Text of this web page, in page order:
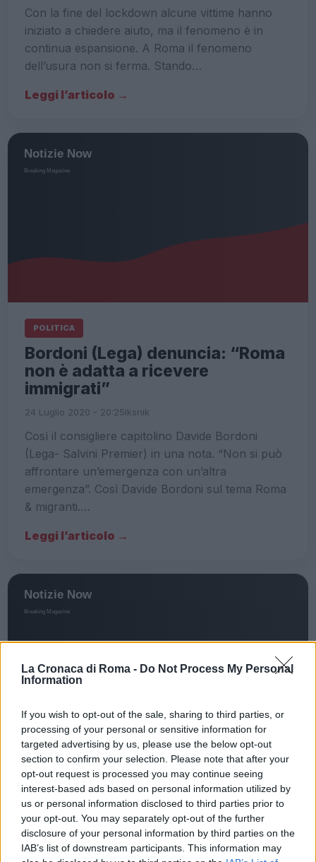
La Cronaca di Roma - Do Not Process My Personal
Information
If you wish to opt-out of the sale, sharing to third parties, or
processing of your personal or sensitive information for
targeted advertising by us, please use the below opt-out
section to confirm your selection. Please note that after your
opt-out request is processed you may continue seeing
interest-based ads based on personal information utilized by
us or personal information disclosed to third parties prior to
your opt-out. You may separately opt-out of the further
disclosure of your personal information by third parties on the
IAB’s list of downstream participants. This information may
Con la fine del lockdown alcune vittime hanno
iniziato a chiedere aiuto, ma il fenomeno è in
continua espansione. A Roma il fenomeno
dell’usura non si ferma. Stando…
Leggi l’articolo →
POLITICA
Bordoni (Lega) denuncia: “Roma
non è adatta a ricevere
immigrati”
24 Luglio 2020 - 20:25Iksnik
Così il consigliere capitolino Davide Bordoni
(Lega- Salvini Premier) in una nota. “Non si può
affrontare un’emergenza con un’altra
emergenza”. Così Davide Bordoni sul tema Roma
& migranti.…
Leggi l’articolo →
ROMA CAPITALE Donazione al
Fondo Gesù Divino Lavoratore
10 Giugno 2020 - 08:00Eleim 28
ROMA CAPITALE Donazione al Fondo Gesù